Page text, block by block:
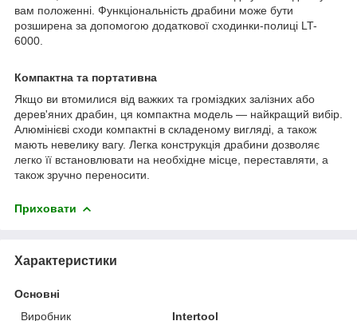
вам положенні. Функціональність драбини може бути
розширена за допомогою додаткової сходинки-полиці LT-
6000.
Компактна та портативна
Якщо ви втомилися від важких та громіздких залізних або
дерев'яних драбин, ця компактна модель — найкращий вибір.
Алюмінієві сходи компактні в складеному вигляді, а також
мають невелику вагу. Легка конструкція драбини дозволяє
легко її встановлювати на необхідне місце, переставляти, а
також зручно переносити.
Приховати
Характеристики
Основні
Виробник
Intertool